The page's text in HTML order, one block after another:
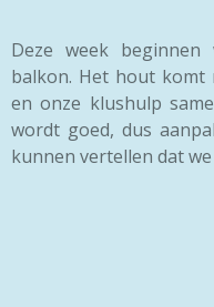
Deze week
balkon. Het hout komt
en onze klushulp
wordt goed, dus
kunnen vertellen dat